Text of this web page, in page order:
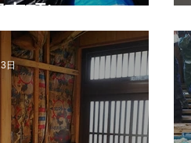
町）
日